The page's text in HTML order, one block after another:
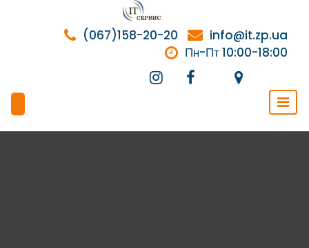
содержимому
info@it.zp.ua
(067)158-20-20
Пн-Пт 10:00-18:00